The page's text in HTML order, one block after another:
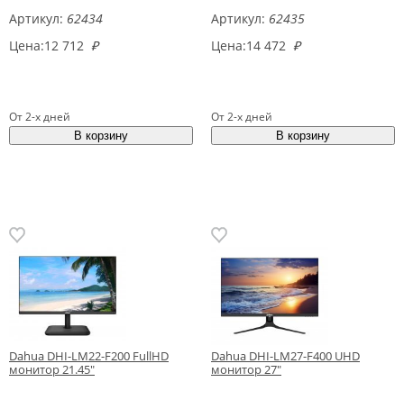
Артикул: 62434
Цена:12 712 ₽
От 2-х дней
Артикул: 62435
Цена:14 472 ₽
От 2-х дней
Dahua DHI-LM22-F200 FullHD
монитор 21.45"
Dahua DHI-LM27-F400 UHD
монитор 27"